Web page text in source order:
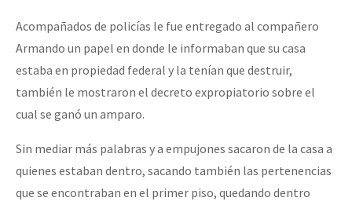
Acompañados de policías le fue entregado al compañero
Armando un papel en donde le informaban que su casa
estaba en propiedad federal y la tenían que destruir,
también le mostraron el decreto expropiatorio sobre el
cual se ganó un amparo.
Sin mediar más palabras y a empujones sacaron de la casa a
quienes estaban dentro, sacando también las pertenencias
que se encontraban en el primer piso, quedando dentro